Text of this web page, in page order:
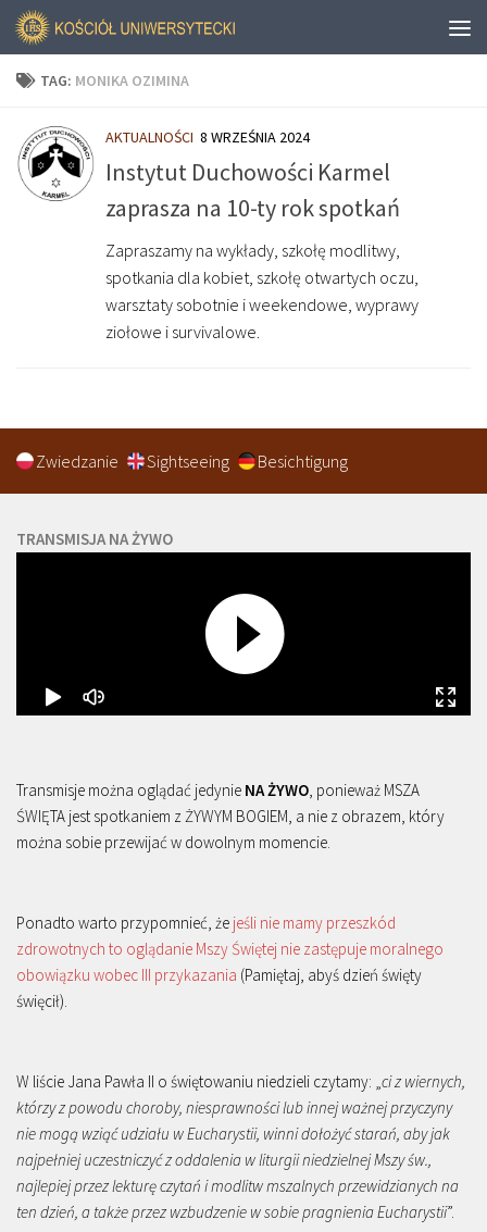
TAG: MONIKA OZIMINA
AKTUALNOŚCI 8 WRZEŚNIA 2024
Instytut Duchowości Karmel
zaprasza na 10-ty rok spotkań
Zapraszamy na wykłady, szkołę modlitwy,
spotkania dla kobiet, szkołę otwartych oczu,
warsztaty sobotnie i weekendowe, wyprawy
ziołowe i survivalowe.
Zwiedzanie Sightseeing Besichtigung
TRANSMISJA NA ŻYWO
Transmisje można oglądać jedynie NA ŻYWO, ponieważ MSZA
ŚWIĘTA jest spotkaniem z ŻYWYM BOGIEM, a nie z obrazem, który
można sobie przewijać w dowolnym momencie.
Ponadto warto przypomnieć, że jeśli nie mamy przeszkód
zdrowotnych to oglądanie Mszy Świętej nie zastępuje moralnego
obowiązku wobec III przykazania (Pamiętaj, abyś dzień święty
święcił).
W liście Jana Pawła II o świętowaniu niedzieli czytamy: „ci z wiernych,
którzy z powodu choroby, niesprawności lub innej ważnej przyczyny
nie mogą wziąć udziału w Eucharystii, winni dołożyć starań, aby jak
najpełniej uczestniczyć z oddalenia w liturgii niedzielnej Mszy św.,
najlepiej przez lekturę czytań i modlitw mszalnych przewidzianych na
ten dzień, a także przez wzbudzenie w sobie pragnienia Eucharystii”.